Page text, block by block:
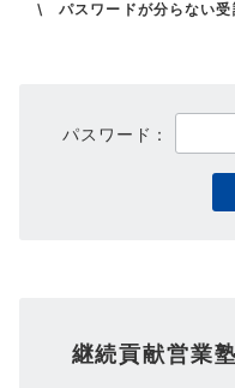
\ パスワードが分らない受
パスワード：
継続貢献営業